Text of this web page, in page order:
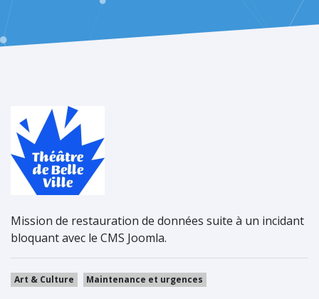
Mission de restauration de données suite à un incidant
bloquant avec le CMS Joomla.
Art & Culture Maintenance et urgences